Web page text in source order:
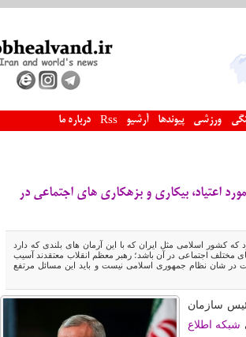
ورزشی پیوندها آرشیو Rss درباره ما
اعتیاد، بیکاری و بزهکاری های اجتماعی در
کشور اسلامی مثل ایران که با این آرمان های بلندی که دارد
های مختلف اجتماعی در آن باشد؛ رهبر معظم انقلاب معتقدند آسیب
شان نظام جمهوری اسلامی نیست و باید این مسائل مرتفع
سازمان
شبکه اطلاع